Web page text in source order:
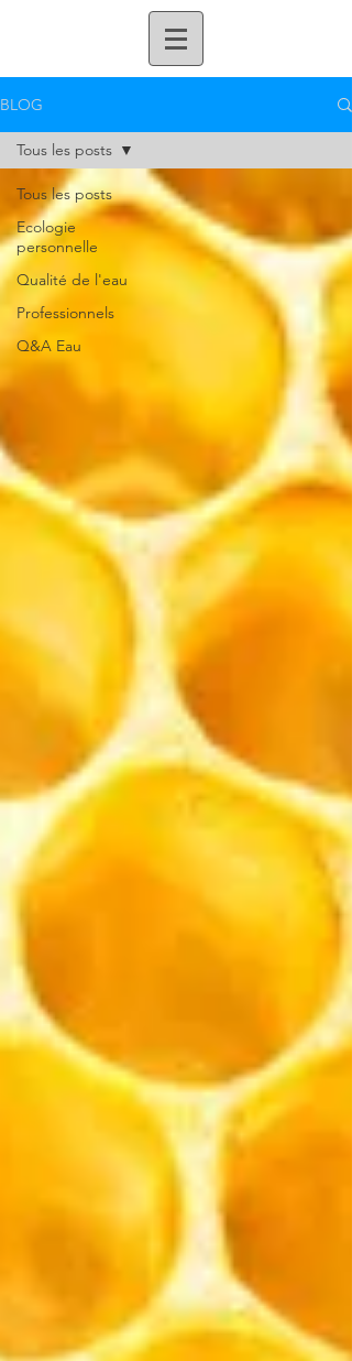
BLOG
Tous les posts
Ecologie
personnelle
Qualité de l'eau
Professionnels
Q&A Eau
Tous les posts